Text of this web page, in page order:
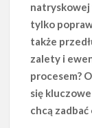
natryskowej
tylko
także
zalety i
procesem?
się
chcą